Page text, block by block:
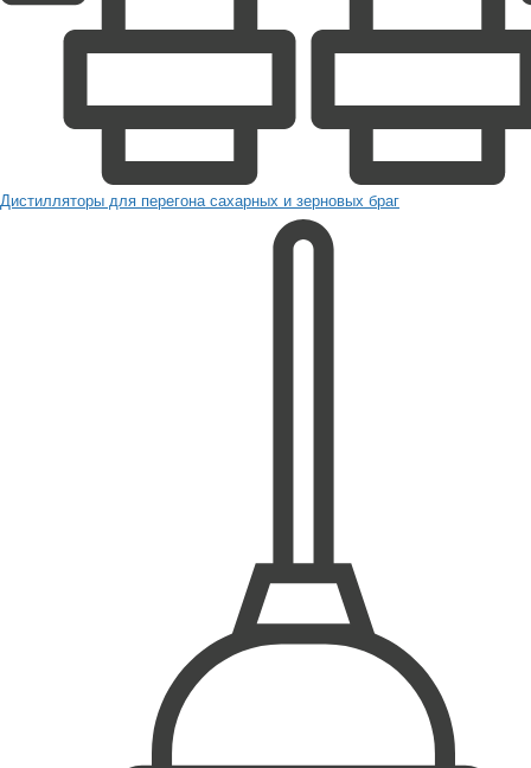
Дистилляторы для перегона сахарных и зерновых браг